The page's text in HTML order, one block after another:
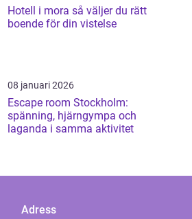
Hotell i mora så väljer du rätt
boende för din vistelse
08 januari 2026
Escape room Stockholm:
spänning, hjärngympa och
laganda i samma aktivitet
Adress